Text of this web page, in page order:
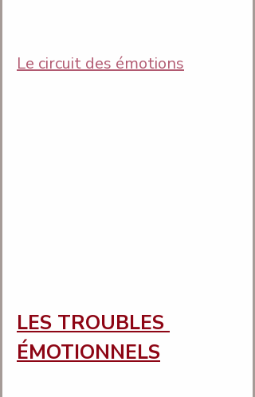
Le circuit des émotions
LES TROUBLES
ÉMOTIONNELS